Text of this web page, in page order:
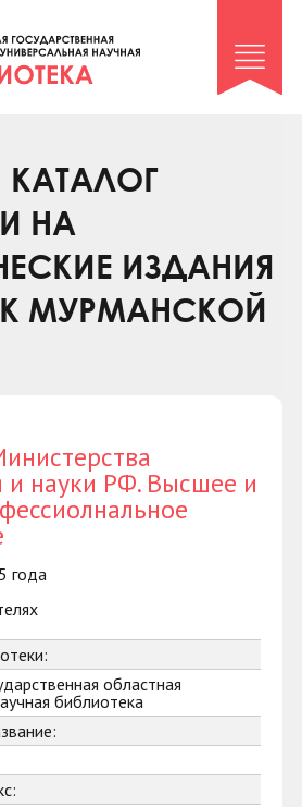
сельдерей»
архив»
НА
ИЗДАНИЯ
МУРМАНСКОЙ
и науки РФ. Высшее и
года
областная
библиотека